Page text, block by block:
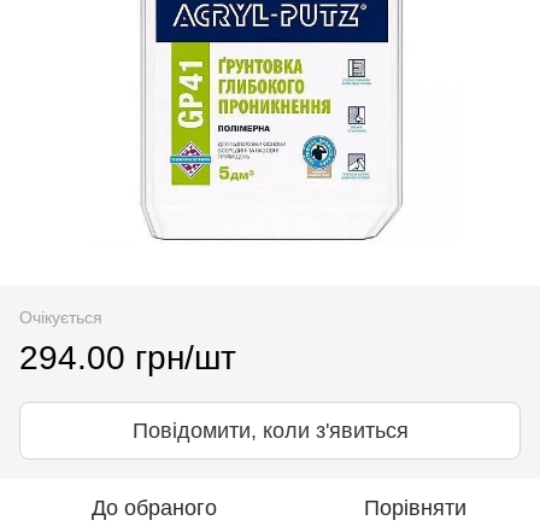
Очікується
294.00 грн/шт
Повідомити, коли з'явиться
До обраного Порівняти